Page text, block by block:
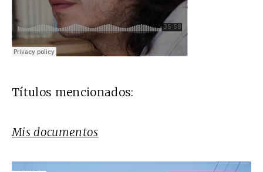
Títulos mencionados:
Mis documentos